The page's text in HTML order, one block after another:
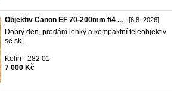
Objektiv Canon EF 70-200mm f/4 ... - [6.8. 2026]
Dobrý den, prodám lehký a kompaktní teleobjektiv
se sk ...
Kolín - 282 01
7 000 Kč